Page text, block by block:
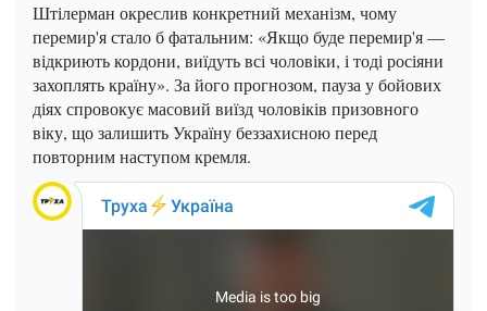
Штілерман окреслив конкретний механізм, чому
перемир'я стало б фатальним: «Якщо буде перемир'я —
відкриють кордони, виїдуть всі чоловіки, і тоді росіяни
захоплять країну». За його прогнозом, пауза у бойових
діях спровокує масовий виїзд чоловіків призовного
віку, що залишить Україну беззахисною перед
повторним наступом кремля.